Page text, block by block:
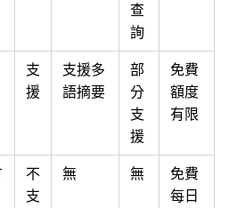
查
詢
支
援
支援多
語摘要
部
分
支
援
免費
額度
有限
不
支
無 無
免費
每日